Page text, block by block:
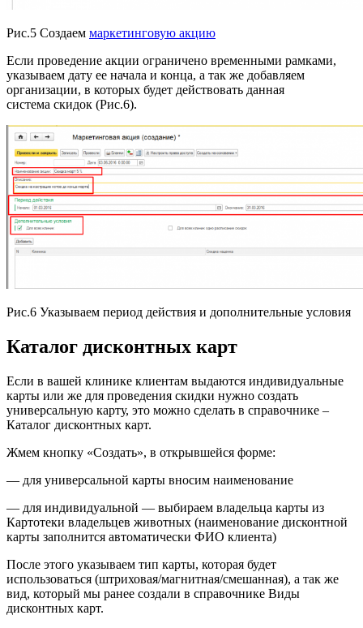
Рис.5 Создаем маркетинговую акцию
Если проведение акции ограничено временными рамками,
указываем дату ее начала и конца, а так же добавляем
организации, в которых будет действовать данная
система скидок (Рис.6).
Рис.6 Указываем период действия и дополнительные условия
Каталог дисконтных карт
Если в вашей клинике клиентам выдаются индивидуальные
карты или же для проведения скидки нужно создать
универсальную карту, это можно сделать в справочнике –
Каталог дисконтных карт.
Жмем кнопку «Создать», в открывшейся форме:
— для универсальной карты вносим наименование
— для индивидуальной — выбираем владельца карты из
Картотеки владельцев животных (наименование дисконтной
карты заполнится автоматически ФИО клиента)
После этого указываем тип карты, которая будет
использоваться (штриховая/магнитная/смешанная), а так же
вид, который мы ранее создали в справочнике Виды
дисконтных карт.